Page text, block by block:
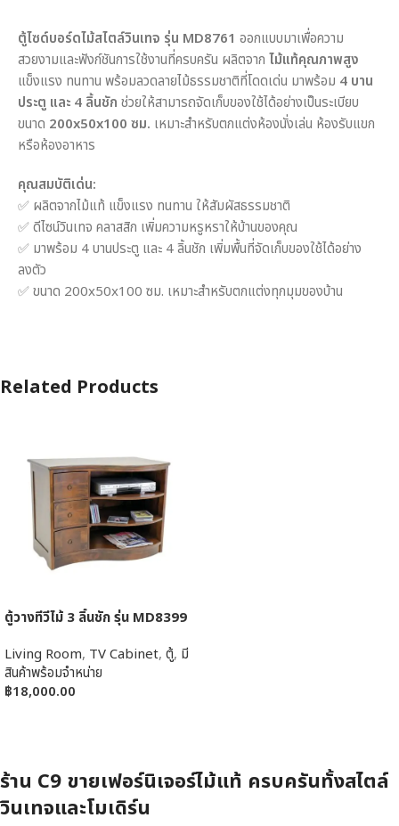
ตู้ไซด์บอร์ดไม้สไตล์วินเทจ รุ่น MD8761 ออกแบบมาเพื่อความ
สวยงามและฟังก์ชันการใช้งานที่ครบครัน ผลิตจาก ไม้แท้คุณภาพสูง
แข็งแรง ทนทาน พร้อมลวดลายไม้ธรรมชาติที่โดดเด่น มาพร้อม 4 บาน
ประตู และ 4 ลิ้นชัก ช่วยให้สามารถจัดเก็บของใช้ได้อย่างเป็นระเบียบ
ขนาด 200x50x100 ซม. เหมาะสำหรับตกแต่งห้องนั่งเล่น ห้องรับแขก
หรือห้องอาหาร
คุณสมบัติเด่น:
✅ ผลิตจากไม้แท้ แข็งแรง ทนทาน ให้สัมผัสธรรมชาติ
✅ ดีไซน์วินเทจ คลาสสิก เพิ่มความหรูหราให้บ้านของคุณ
✅ มาพร้อม 4 บานประตู และ 4 ลิ้นชัก เพิ่มพื้นที่จัดเก็บของใช้ได้อย่าง
ลงตัว
✅ ขนาด 200x50x100 ซม. เหมาะสำหรับตกแต่งทุกมุมของบ้าน
Related Products
ตู้วางทีวีไม้ 3 ลิ้นชัก รุ่น MD8399
Living Room, TV Cabinet, ตู้, มี
สินค้าพร้อมจำหน่าย
฿18,000.00
ร้าน C9 ขายเฟอร์นิเจอร์ไม้แท้ ครบครันทั้งสไตล์
วินเทจและโมเดิร์น